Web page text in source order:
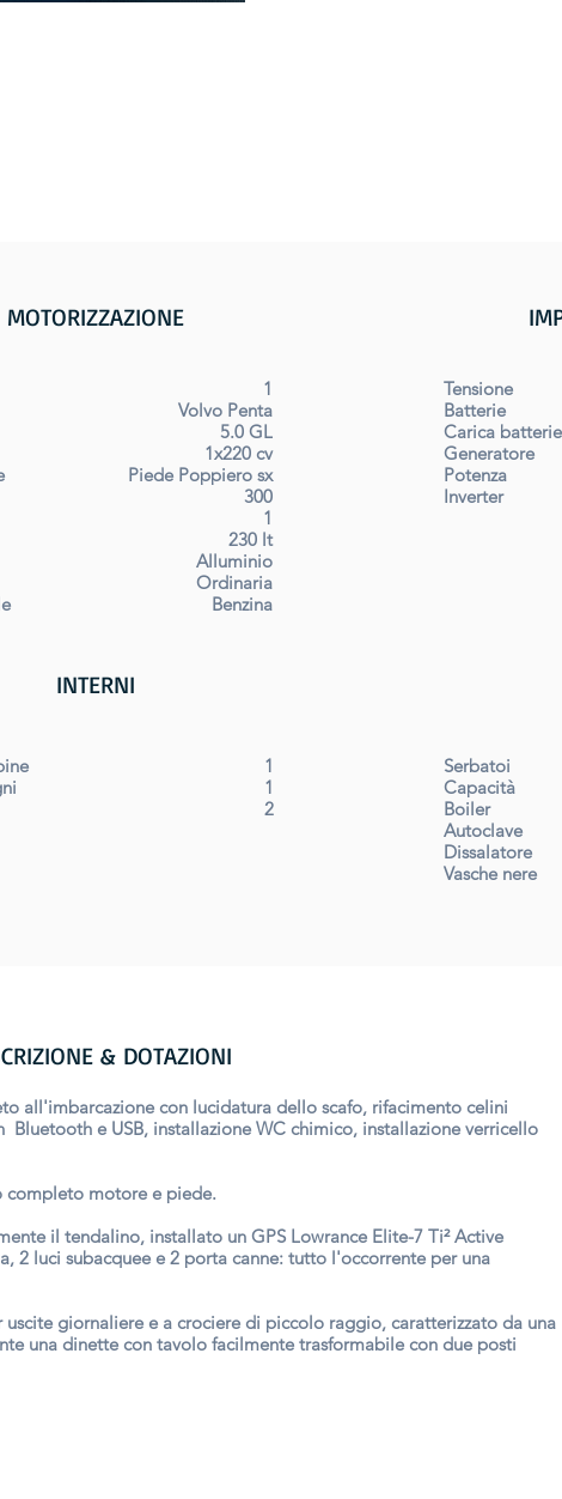
MOTORIZZAZIONE
1
Volvo Penta
5.0 GL
1x220 cv
Piede Poppiero sx
300
1
230 lt
Alluminio
Ordinaria
Benzina
INTERNI
1
1
2
Tensione
Batterie
Carica batterie
Generatore
Potenza
Inverter
Serbatoi
Capacità
Boiler
Autoclave
Dissalatore
Vasche nere
& DOTAZIONI
all'imbarcazione con lucidatura dello scafo, rifacimento celini
e USB, installazione WC chimico, installazione verricello
motore e piede.
il tendalino, installato un GPS Lowrance Elite-7 Ti² Active
2 luci subacquee e 2 porta canne: tutto l'occorrente per una
giornaliere e a crociere di piccolo raggio, caratterizzato da una
una dinette con tavolo facilmente trasformabile con due posti